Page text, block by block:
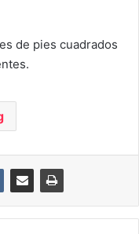
de pies cuadrados